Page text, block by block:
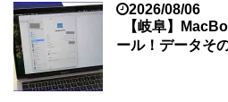
2026/08/06
【岐阜】
ール！データそ